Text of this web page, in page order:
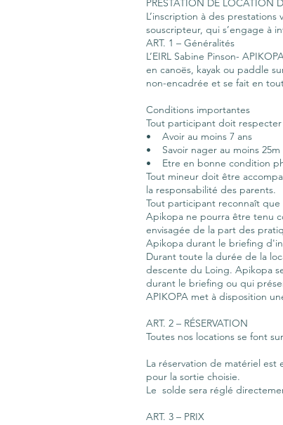
PRESTATION DE LOCATION
L’inscription à des
souscripteur, qui s’engage à
ART. 1 – Généralités
L’EIRL Sabine Pinson-
en canoës, kayak ou paddle
non-encadrée et se fait en
Conditions importantes
Tout participant doit
• Avoir au moins 7 ans
• Savoir nager au moins
• Etre en bonne condition
Tout mineur doit être
la responsabilité des parents.
Tout participant reconnaît
Apikopa ne pourra être tenu
envisagée de la part des
Apikopa durant le briefing
Durant toute la durée de la
descente du Loing. Apikopa
durant le briefing ou qui
APIKOPA met à disposition
ART. 2 – RÉSERVATION
Toutes nos locations se font
La réservation de matériel
pour la sortie choisie.
Le solde sera réglé
ART. 3 – PRIX